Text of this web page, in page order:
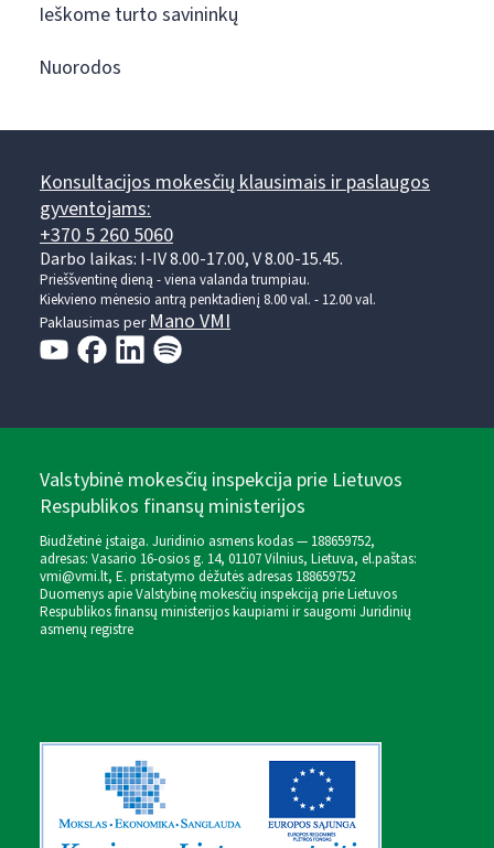
Ieškome turto savininkų
Nuorodos
Konsultacijos mokesčių klausimais ir paslaugos
gyventojams:
+370 5 260 5060
Darbo laikas: I-IV 8.00-17.00, V 8.00-15.45.
Prieššventinę dieną - viena valanda trumpiau.
Kiekvieno mėnesio antrą penktadienį 8.00 val. - 12.00 val.
Paklausimas perMano VMI
Valstybinė mokesčių inspekcija prie Lietuvos
Respublikos finansų ministerijos
Biudžetinė įstaiga. Juridinio asmens kodas — 188659752,
adresas: Vasario 16-osios g. 14, 01107 Vilnius, Lietuva, el.paštas:
vmi@vmi.lt, E. pristatymo dėžutės adresas 188659752
Duomenys apie Valstybinę mokesčių inspekciją prie Lietuvos
Respublikos finansų ministerijos kaupiami ir saugomi Juridinių
asmenų registre